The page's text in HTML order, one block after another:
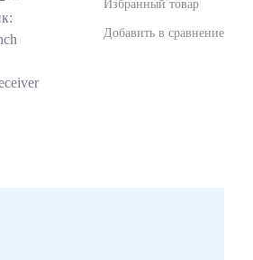
Избранный товар
Добавить в сравнение